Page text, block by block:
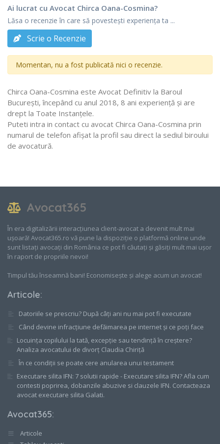
Ai lucrat cu Avocat Chirca Oana-Cosmina?
Lăsa o recenzie în care să povestești experiența ta ...
Scrie o Recenzie
Momentan, nu a fost publicată nici o recenzie.
Chirca Oana-Cosmina este Avocat Definitiv la Baroul
Bucureşti, începând cu anul 2018, 8 ani experiență și are
drept la Toate Instanţele.
Puteti intra in contact cu avocat Chirca Oana-Cosmina prin
numarul de telefon afișat la profil sau direct la sediul biroului
de avocatură.
Avocat365
În era digitalizării interacțiunea client-avocat a devenit mult mai
ușoară! Avocat365.ro vă pune la dispoziție o platformă online unde
sunt listați avocați din România ce pot fi căutați și găsiți mult mai ușor
în raport de propriile nevoi!
Timpul tău înseamnă bani! Economisește și alege acum un avocat!
Articole:
Datoriile se prescriu? După câți ani nu mai pot fi executate
Când devine infracțiune defăimarea pe internet și ce poți face
Locuința copilului la tată, excepție sau tendință în creștere?
Analiza avocatului de divorț Claudia Chiriță
În ce condiții se poate cere anularea unui testament
Executare silita IFN: 7 solutii rapide - Executare silita IFN? Afla cum
contesti poprirea, dobanzile abuzive si clauzele IFN. Contacteaza
avocat executare silita Galati.
Avocat365:
Articole